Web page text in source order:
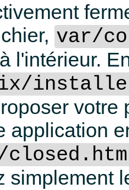
var/
l'intérieur.
votre
application
simplement